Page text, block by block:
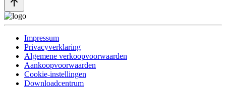
Impressum
Privacyverklaring
Algemene verkoopvoorwaarden
Aankoopvoorwaarden
Cookie-instellingen
Downloadcentrum